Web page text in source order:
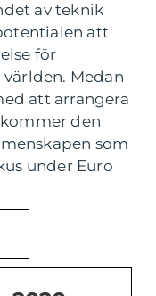
av teknik
att
för
Medan
att arrangera
den
som
under Euro